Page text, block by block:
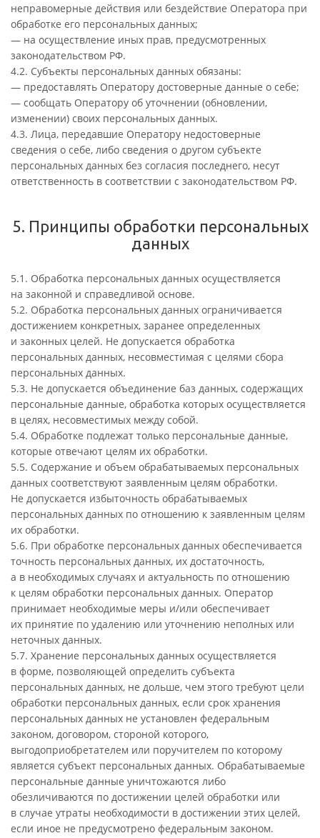
неправомерные действия или бездействие Оператора при
обработке его персональных данных;
— на осуществление иных прав, предусмотренных
законодательством РФ.
4.2. Субъекты персональных данных обязаны:
— предоставлять Оператору достоверные данные о себе;
— сообщать Оператору об уточнении (обновлении,
изменении) своих персональных данных.
4.3. Лица, передавшие Оператору недостоверные
сведения о себе, либо сведения о другом субъекте
персональных данных без согласия последнего, несут
ответственность в соответствии с законодательством РФ.
5. Принципы обработки персональных
данных
5.1. Обработка персональных данных осуществляется
на законной и справедливой основе.
5.2. Обработка персональных данных ограничивается
достижением конкретных, заранее определенных
и законных целей. Не допускается обработка
персональных данных, несовместимая с целями сбора
персональных данных.
5.3. Не допускается объединение баз данных, содержащих
персональные данные, обработка которых осуществляется
в целях, несовместимых между собой.
5.4. Обработке подлежат только персональные данные,
которые отвечают целям их обработки.
5.5. Содержание и объем обрабатываемых персональных
данных соответствуют заявленным целям обработки.
Не допускается избыточность обрабатываемых
персональных данных по отношению к заявленным целям
их обработки.
5.6. При обработке персональных данных обеспечивается
точность персональных данных, их достаточность,
а в необходимых случаях и актуальность по отношению
к целям обработки персональных данных. Оператор
принимает необходимые меры и/или обеспечивает
их принятие по удалению или уточнению неполных или
неточных данных.
5.7. Хранение персональных данных осуществляется
в форме, позволяющей определить субъекта
персональных данных, не дольше, чем этого требуют цели
обработки персональных данных, если срок хранения
персональных данных не установлен федеральным
законом, договором, стороной которого,
выгодоприобретателем или поручителем по которому
является субъект персональных данных. Обрабатываемые
персональные данные уничтожаются либо
обезличиваются по достижении целей обработки или
в случае утраты необходимости в достижении этих целей,
если иное не предусмотрено федеральным законом.